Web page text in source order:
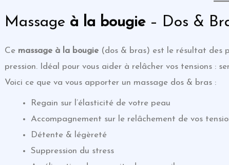
Massage à la bougie– Dos &
Ce massage à la bougie (dos & bras) est le résultat des
pression. Idéal pour vous aider à relâcher vos tensions :
Voici ce que va vous apporter un massage dos & bras :
Regain sur l’élasticité de votre peau
Accompagnement sur le relâchement de vos
Détente & légèreté
Suppression du stress